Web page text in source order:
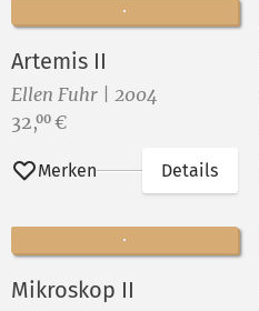
Artemis II
Ellen Fuhr | 2004
Preis:
32,00 €
Merken Details
Mikroskop II